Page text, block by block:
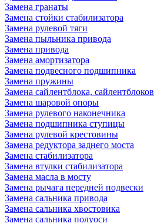
Замена гранаты
Замена стойки стабилизатора
Замена рулевой тяги
Замена пыльника привода
Замена привода
Замена амортизатора
Замена подвесного подшипника
Замена пружины
Замена сайлентблока, сайлентблоков
Замена шаровой опоры
Замена рулевого наконечника
Замена подшипника ступицы
Замена рулевой крестовины
Замена редуктора заднего моста
Замена стабилизатора
Замена втулки стабилизатора
Замена масла в мосту
Замена рычага передней подвески
Замена сальника привода
Замена сальника хвостовика
Замена сальника полуоси